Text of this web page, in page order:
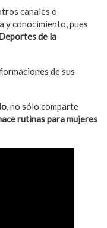
canales o
y conocimiento, pues
de la
de sus
, no sólo comparte
rutinas para mujeres